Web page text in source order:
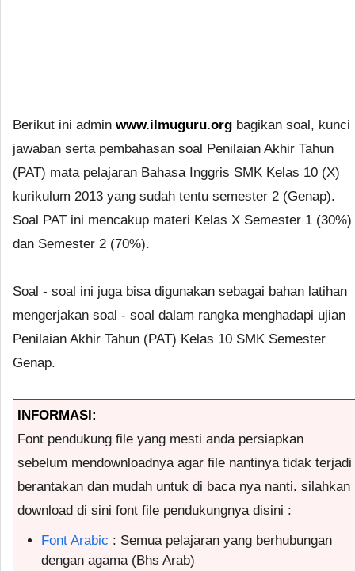
Berikut ini admin www.ilmuguru.org bagikan soal, kunci
jawaban serta pembahasan soal Penilaian Akhir Tahun
(PAT) mata pelajaran Bahasa Inggris SMK Kelas 10 (X)
kurikulum 2013 yang sudah tentu semester 2 (Genap).
Soal PAT ini mencakup materi Kelas X Semester 1 (30%)
dan Semester 2 (70%).
Soal - soal ini juga bisa digunakan sebagai bahan latihan
mengerjakan soal - soal dalam rangka menghadapi ujian
Penilaian Akhir Tahun (PAT) Kelas 10 SMK Semester
Genap.
INFORMASI:
Font pendukung file yang mesti anda persiapkan
sebelum mendownloadnya agar file nantinya tidak terjadi
berantakan dan mudah untuk di baca nya nanti. silahkan
download di sini font file pendukungnya disini :
Font Arabic : Semua pelajaran yang berhubungan
dengan agama (Bhs Arab)